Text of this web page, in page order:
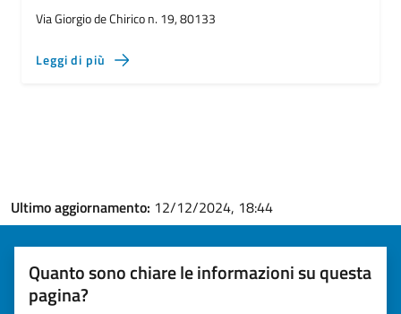
Via Giorgio de Chirico n. 19, 80133
Leggi di più
Ultimo aggiornamento: 12/12/2024, 18:44
Quanto sono chiare le informazioni su questa
pagina?